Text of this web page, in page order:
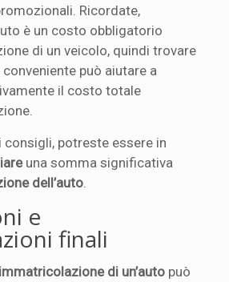
Ricordate,
è un costo obbligatorio
di un veicolo, quindi trovare
conveniente può aiutare a
il costo totale
consigli, potreste essere in
una somma significativa
dell’auto
e
finali
immatricolazione di un’auto può